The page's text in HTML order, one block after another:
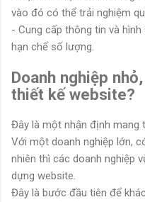
vào đó có thể trải nghiệm
- Cung cấp thông tin và
hạn chế số lượng.
Doanh nghiệp
thiết kế website?
Đây là một nhận định mang
Với một doanh nghiệp lớn,
nhiên thì các doanh nghiệp
dựng website.
Đây là bước đầu tiên để